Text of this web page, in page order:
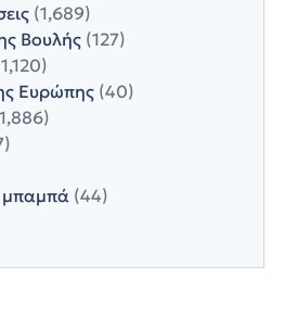
(1,689)
Βουλής (127)
Ευρώπης (40)
μπαμπά (44)